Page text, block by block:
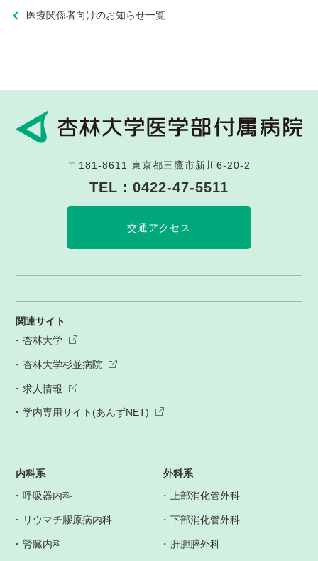
医療関係者向けのお知らせ一覧
〒181-8611 東京都三鷹市新川6-20-2
TEL： 0422-47-5511
交通アクセス
関連サイト
杏林大学
杏林大学杉並病院
求人情報
学内専用サイト(あんずNET)
内科系
呼吸器内科
リウマチ膠原病内科
腎臓内科
外科系
上部消化管外科
下部消化管外科
肝胆膵外科